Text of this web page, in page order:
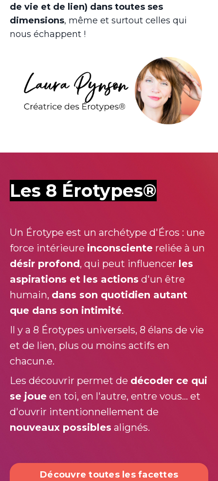
de vie et de lien) dans toutes ses
dimensions, même et surtout celles qui
nous échappent !
Les 8 Érotypes®
Un Érotype est un archétype d'Éros : une
force intérieure inconsciente reliée à un
désir profond, qui peut influencer les
aspirations et les actions d'un être
humain, dans son quotidien autant
que dans son intimité.
Il y a 8 Érotypes universels, 8 élans de vie
et de lien, plus ou moins actifs en
chacun.e.
Les découvrir permet de décoder ce qui
se joue en toi, en l'autre, entre vous... et
d'ouvrir intentionnellement de
nouveaux possibles alignés.
Découvre toutes les facettes